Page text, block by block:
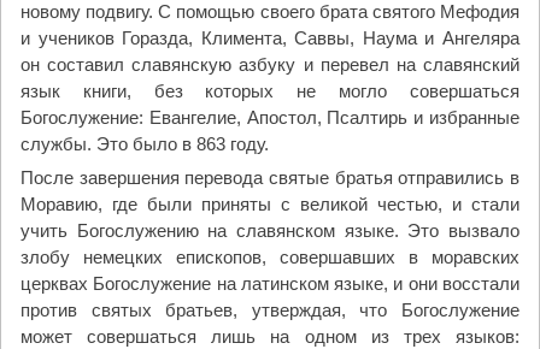
новому подвигу. С помощью своего брата святого Мефодия
и учеников Горазда, Климента, Саввы, Наума и Ангеляра
он составил славянскую азбуку и перевел на славянский
язык книги, без которых не могло совершаться
Богослужение: Евангелие, Апостол, Псалтирь и избранные
службы. Это было в 863 году.
После завершения перевода святые братья отправились в
Моравию, где были приняты с великой честью, и стали
учить Богослужению на славянском языке. Это вызвало
злобу немецких епископов, совершавших в моравских
церквах Богослужение на латинском языке, и они восстали
против святых братьев, утверждая, что Богослужение
может совершаться лишь на одном из трех языков: